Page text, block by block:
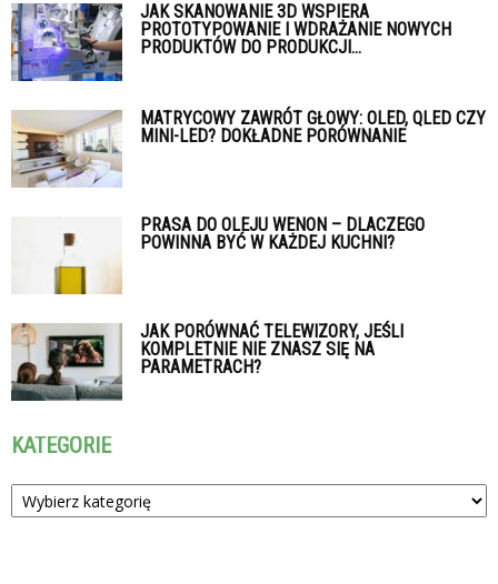
JAK SKANOWANIE 3D WSPIERA
PROTOTYPOWANIE I WDRAŻANIE NOWYCH
PRODUKTÓW DO PRODUKCJI...
MATRYCOWY ZAWRÓT GŁOWY: OLED, QLED CZY
MINI-LED? DOKŁADNE PORÓWNANIE
PRASA DO OLEJU WENON – DLACZEGO
POWINNA BYĆ W KAŻDEJ KUCHNI?
JAK PORÓWNAĆ TELEWIZORY, JEŚLI
KOMPLETNIE NIE ZNASZ SIĘ NA
PARAMETRACH?
KATEGORIE
Kategorie